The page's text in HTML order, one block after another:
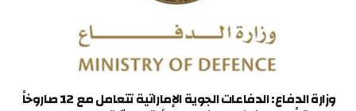
وزارة الدفاع: الدفاعات الجوية الإماراتية تتعامل مع 12 صاروخاً